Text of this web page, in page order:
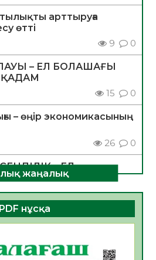
арттыруға
өтті
9 0
– ЕЛ БОЛАШАҒЫ
15 0
– өңір экономикасының
26 0
– ЕЛ
24 0
– БОЛАШАҚҚА
жаңалық
PDF нұсқа